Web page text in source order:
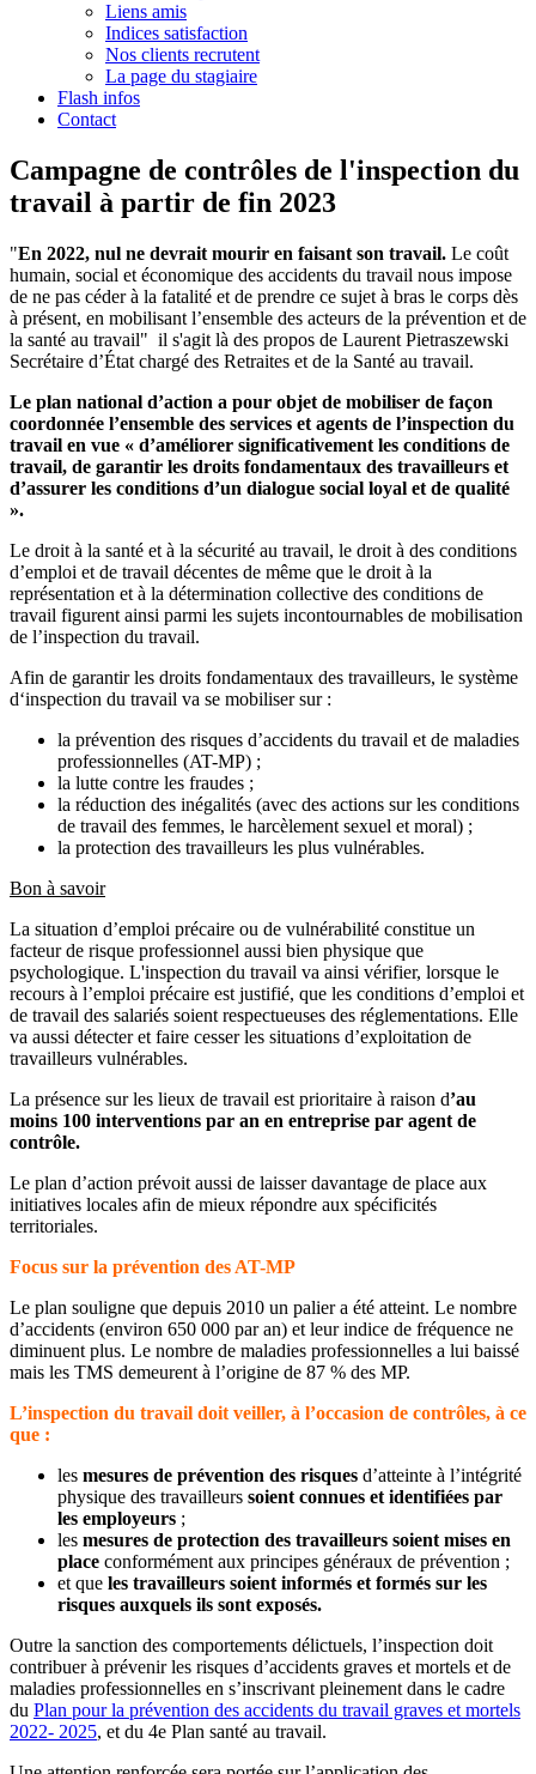
Liens amis
Indices satisfaction
Nos clients recrutent
La page du stagiaire
Flash infos
Contact
Campagne de contrôles de l'inspection du
travail à partir de fin 2023
"En 2022, nul ne devrait mourir en faisant son travail. Le coût
humain, social et économique des accidents du travail nous impose
de ne pas céder à la fatalité et de prendre ce sujet à bras le corps dès
à présent, en mobilisant l’ensemble des acteurs de la prévention et de
la santé au travail" il s'agit là des propos de Laurent Pietraszewski
Secrétaire d’État chargé des Retraites et de la Santé au travail.
Le plan national d’action a pour objet de mobiliser de façon
coordonnée l’ensemble des services et agents de l’inspection du
travail en vue « d’améliorer significativement les conditions de
travail, de garantir les droits fondamentaux des travailleurs et
d’assurer les conditions d’un dialogue social loyal et de qualité
».
Le droit à la santé et à la sécurité au travail, le droit à des conditions
d’emploi et de travail décentes de même que le droit à la
représentation et à la détermination collective des conditions de
travail figurent ainsi parmi les sujets incontournables de mobilisation
de l’inspection du travail.
Afin de garantir les droits fondamentaux des travailleurs, le système
d‘inspection du travail va se mobiliser sur :
la prévention des risques d’accidents du travail et de maladies
professionnelles (AT-MP) ;
la lutte contre les fraudes ;
la réduction des inégalités (avec des actions sur les conditions
de travail des femmes, le harcèlement sexuel et moral) ;
la protection des travailleurs les plus vulnérables.
Bon à savoir
La situation d’emploi précaire ou de vulnérabilité constitue un
facteur de risque professionnel aussi bien physique que
psychologique. L'inspection du travail va ainsi vérifier, lorsque le
recours à l’emploi précaire est justifié, que les conditions d’emploi et
de travail des salariés soient respectueuses des réglementations. Elle
va aussi détecter et faire cesser les situations d’exploitation de
travailleurs vulnérables.
La présence sur les lieux de travail est prioritaire à raison d’au
moins 100 interventions par an en entreprise par agent de
contrôle.
Le plan d’action prévoit aussi de laisser davantage de place aux
initiatives locales afin de mieux répondre aux spécificités
territoriales.
Focus sur la prévention des AT-MP
Le plan souligne que depuis 2010 un palier a été atteint. Le nombre
d’accidents (environ 650 000 par an) et leur indice de fréquence ne
diminuent plus. Le nombre de maladies professionnelles a lui baissé
mais les TMS demeurent à l’origine de 87 % des MP.
L’inspection du travail doit veiller, à l’occasion de contrôles, à ce
que :
les mesures de prévention des risques d’atteinte à l’intégrité
physique des travailleurs soient connues et identifiées par
les employeurs ;
les mesures de protection des travailleurs soient mises en
place conformément aux principes généraux de prévention ;
et que les travailleurs soient informés et formés sur les
risques auxquels ils sont exposés.
Outre la sanction des comportements délictuels, l’inspection doit
contribuer à prévenir les risques d’accidents graves et mortels et de
maladies professionnelles en s’inscrivant pleinement dans le cadre
du Plan pour la prévention des accidents du travail graves et mortels
2022- 2025, et du 4e Plan santé au travail.